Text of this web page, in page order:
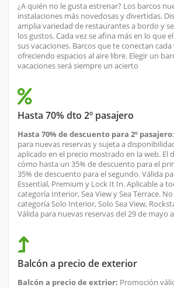
¿A quién no le gusta estrenar? Los barcos
instalaciones más novedosas y divertidas.
amplia variedad de restaurantes a bordo y
los gustos. Cada vez se afina más en lo que
sus vacaciones. Barcos que te conectan
ofreciendo espacios al aire libre. Elegir un
vacaciones será siempre un acierto
Hasta 70% dto 2º pasajero
Hasta 70% de descuento para 2º pasajero
para nuevas reservas y sujeta a
aplicado en el precio mostrado en la web. El
cómo hasta un 35% de descuento para el
35% de descuento para el segundo. Válida
Essential, Premium y Lock It In. Aplicable a
categoría Interior, Sea View y Sea Terrace.
categoría Solo Interior, Solo Sea View,
Válida para nuevas reservas del 29 de mayo
Balcón a precio de exterior
Balcón a precio de extrior: Promoción